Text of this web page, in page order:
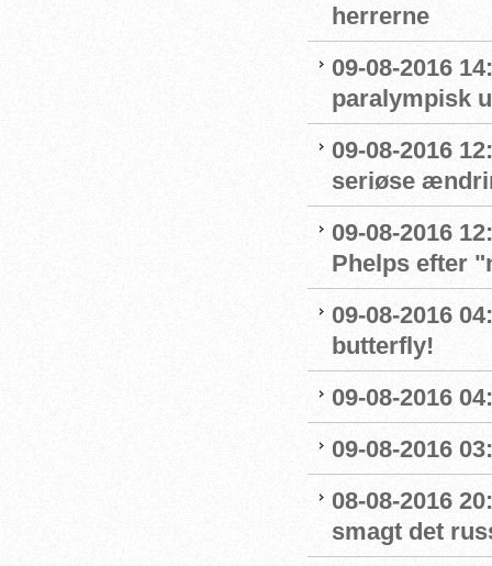
herrerne
09-08-2016
paralympisk
09-08-2016
seriøse
09-08-2016
Phelps efter
09-08-2016
butterfly!
09-08-2016
09-08-2016
08-08-2016
smagt det